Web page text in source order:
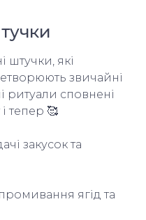
штучки, які
звичайні
ритуали сповнені
і тепер 🥰
закусок та
ягід та